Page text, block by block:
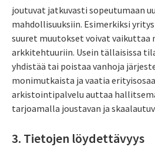
joutuvat jatkuvasti sopeutumaan
mahdollisuuksiin. Esimerkiksi
suuret muutokset voivat
arkkitehtuuriin. Usein tällaisissa
yhdistää tai poistaa vanhoja
monimutkaista ja vaatia
arkistointipalvelu auttaa
tarjoamalla joustavan ja
3. Tietojen löydettävyys